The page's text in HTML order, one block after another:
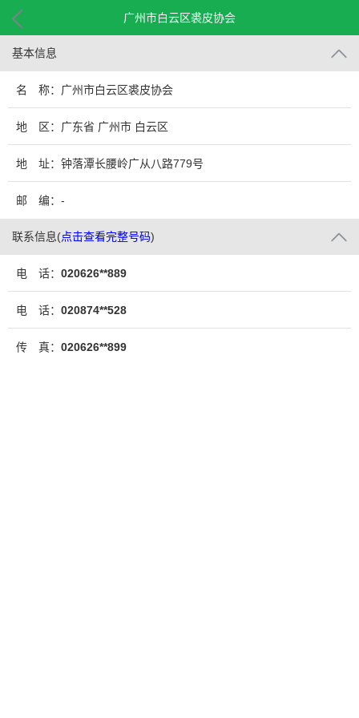
广州市白云区裘皮协会
基本信息
名 称：广州市白云区裘皮协会
地 区：广东省 广州市 白云区
地 址：钟落潭长腰岭广从八路779号
邮 编：-
联系信息(点击查看完整号码)
电 话： 020626**889
电 话： 020874**528
传 真： 020626**899